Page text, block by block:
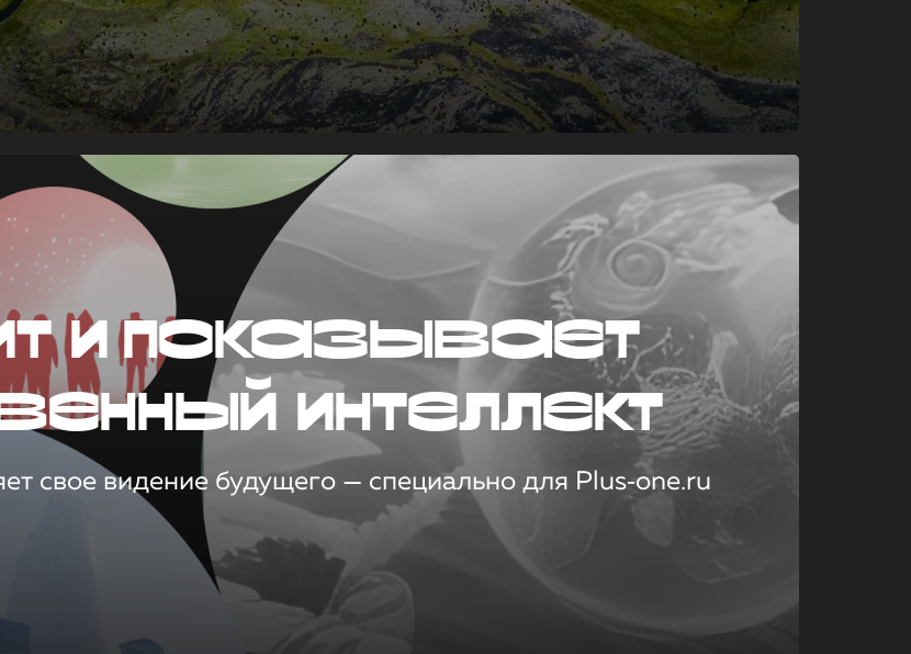
и показывает
интеллект
свое видение будущего — специально для Plus‑one.ru